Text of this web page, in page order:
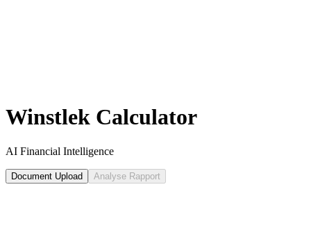
Winstlek Calculator
AI Financial Intelligence
Document Upload Analyse Rapport